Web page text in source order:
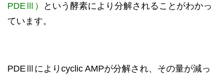
PDEⅢ）
という酵素により分解されることがわかっ
ています。
PDEⅢによりcyclic AMPが分解され、その量が減っ